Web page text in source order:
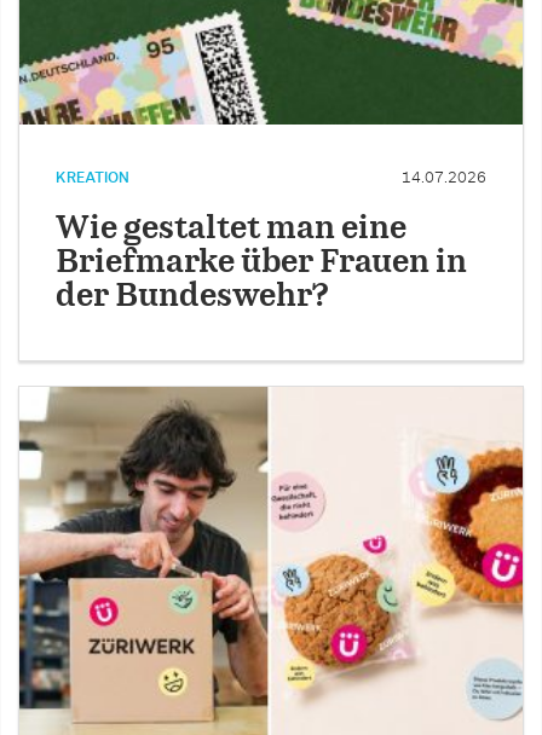
KREATION 14.07.2026
Wie gestaltet man eine
Briefmarke über Frauen in
der Bundeswehr?